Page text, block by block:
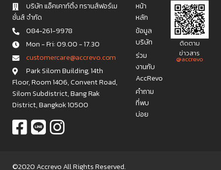
บริษัท แอ็คเคาท์ติ้ง ทรานส์ฟอร์เม
ชั่นส์ จำกัด
084-261-9978
Mon - Fri: 09.00 - 17.30
c u s t o m e r c a r e @ a c c r e v o . c o m
Park Silom Building, 14th
Floor, Room 1406, Convent Road,
Silom Subdistrict, Bang Rak
District, Bangkok 10500
หน้า
หลัก
ข้อมูล
บริษัท
ร่วม
งานกับ
AccRevo
คำถาม
ที่พบ
บ่อย
ติดตาม
ข่าวสาร
@accrevo
©2020 Accrevo All Rights Reserved.